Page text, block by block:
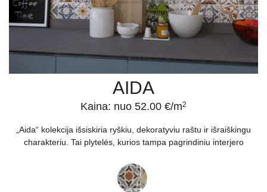
AIDA
Kaina: nuo 52.00 €/m2
„Aida“ kolekcija išsiskiria ryškiu, dekoratyviu raštu ir išraiškingu
charakteriu. Tai plytelės, kurios tampa pagrindiniu interjero